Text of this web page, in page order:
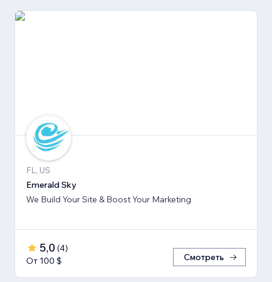
FL, US
Emerald Sky
We Build Your Site & Boost Your Marketing
5,0 (4)
От 100 $
Смотреть